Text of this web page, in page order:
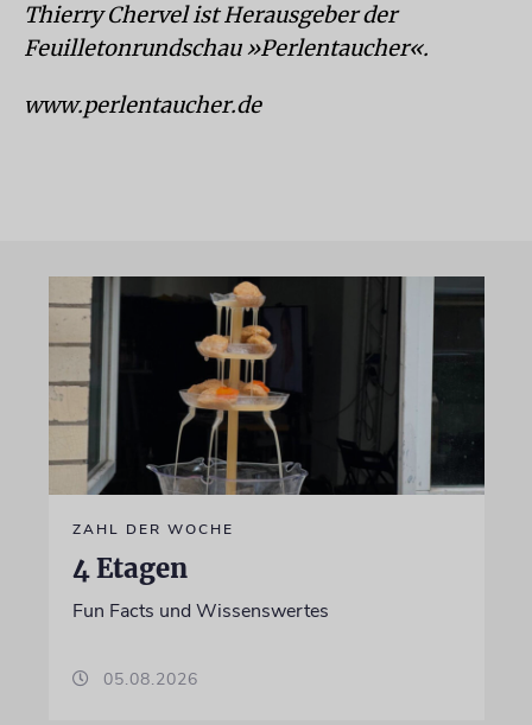
Thierry Chervel ist Herausgeber der
Feuilletonrundschau »Perlentaucher«.
www.perlentaucher.de
ZAHL DER WOCHE
4 Etagen
Fun Facts und Wissenswertes
05.08.2026